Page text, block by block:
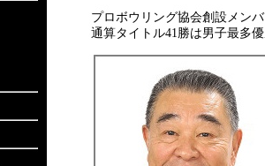
プロボウリング協会創設メン
通算タイトル41勝は男子最多